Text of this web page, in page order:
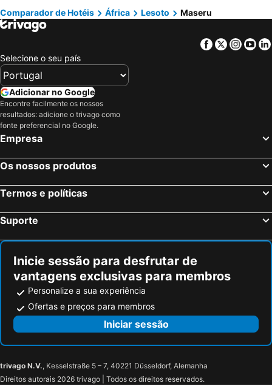
Comparador de Hotéis África Lesoto Maseru
Facebook
Twitter
Selecione o seu país
Adicionar no Google
Encontre facilmente os nossos
resultados: adicione o trivago como
fonte preferencial no Google.
Empresa
Os nossos produtos
Termos e políticas
Suporte
Inicie sessão para desfrutar de
vantagens exclusivas para membros
Personalize a sua experiência
Ofertas e preços para membros
Iniciar sessão
trivago N.V., Kesselstraße 5 – 7, 40221 Düsseldorf, Alemanha
Direitos autorais 2026 trivago | Todos os direitos reservados.